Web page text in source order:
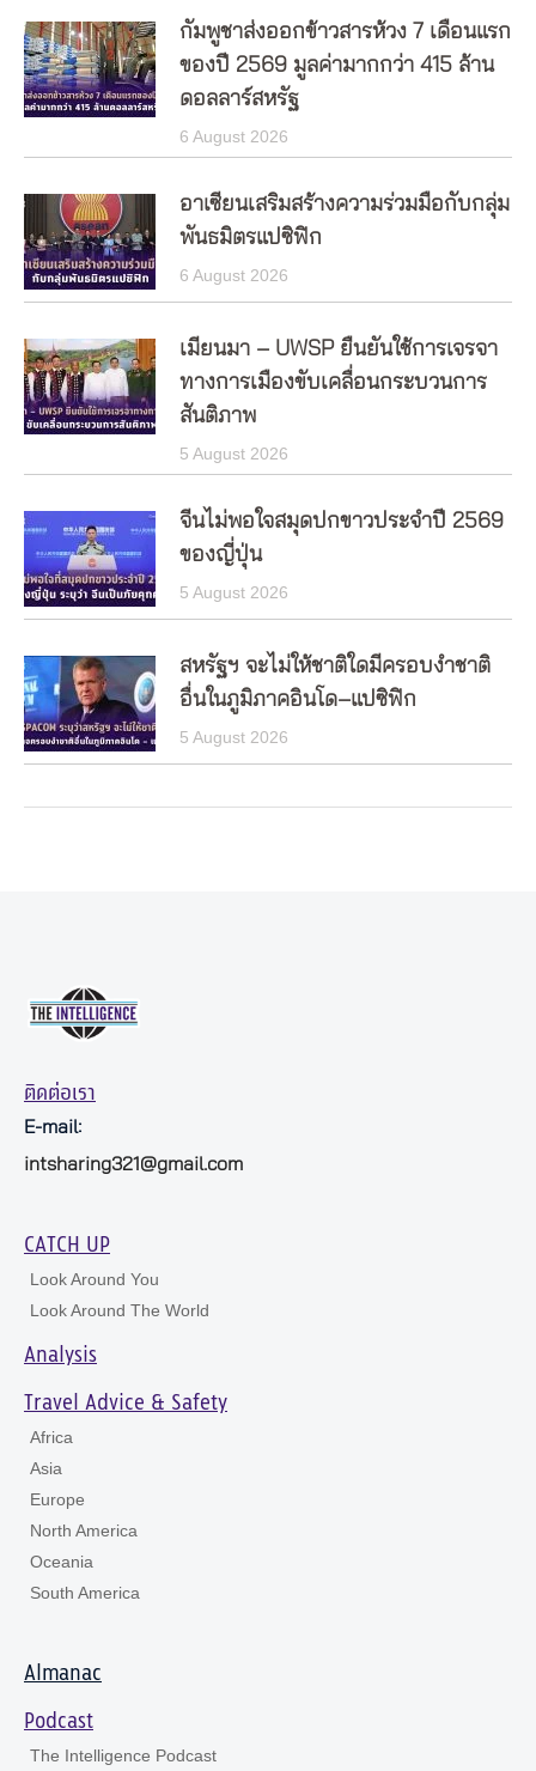
กัมพูชาส่งออกข้าวสารห้วง 7 เดือนแรก
ของปี 2569 มูลค่ามากกว่า 415 ล้าน
ดอลลาร์สหรัฐ
6 August 2026
อาเซียนเสริมสร้างความร่วมมือกับกลุ่ม
พันธมิตรแปซิฟิก
6 August 2026
เมียนมา – UWSP ยืนยันใช้การเจรจา
ทางการเมืองขับเคลื่อนกระบวนการ
สันติภาพ
5 August 2026
จีนไม่พอใจสมุดปกขาวประจำปี 2569
ของญี่ปุ่น
5 August 2026
สหรัฐฯ จะไม่ให้ชาติใดมีครอบงำชาติ
อื่นในภูมิภาคอินโด–แปซิฟิก
5 August 2026
ติดต่อเรา
E-mail:
intsharing321@gmail.com
CATCH UP
Look Around You
Look Around The World
Analysis
Travel Advice & Safety
Africa
Asia
Europe
North America
Oceania
South America
Almanac
Podcast
The Intelligence Podcast